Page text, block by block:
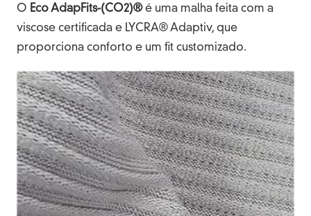
O Eco AdapFits-(CO2)®é uma malha feita com a
viscose certificada e LYCRA® Adaptiv, que
proporciona conforto e um fit customizado.